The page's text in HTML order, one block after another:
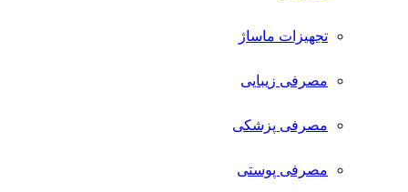
تجهیزات ماساژ
مصرفی زیبایی
مصرفی پزشکی
مصرفی پوستی